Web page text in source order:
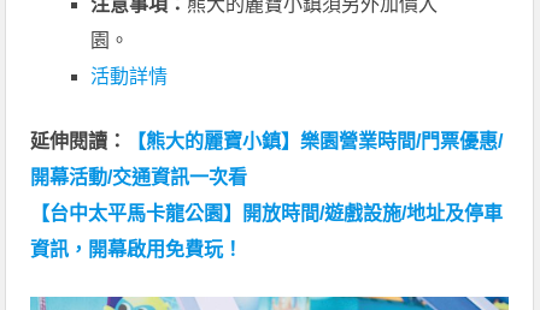
注意事項： 熊大的麗寶小鎮須另外加價入
園。
活動詳情
延伸閱讀：
【熊大的麗寶小鎮】樂園營業時間/門票優惠/
開幕活動/交通資訊一次看
【台中太平馬卡龍公園】開放時間/遊戲設施/地址及停車
資訊，開幕啟用免費玩！